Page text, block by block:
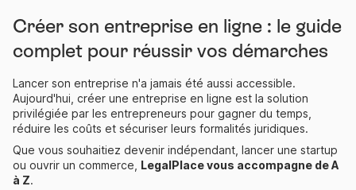
Créer son entreprise en ligne : le guide
complet pour réussir vos démarches
Lancer son entreprise n'a jamais été aussi accessible.
Aujourd'hui, créer une entreprise en ligne est la solution
privilégiée par les entrepreneurs pour gagner du temps,
réduire les coûts et sécuriser leurs formalités juridiques.
Que vous souhaitiez devenir indépendant, lancer une startup
ou ouvrir un commerce, LegalPlace vous accompagne de A
à Z.